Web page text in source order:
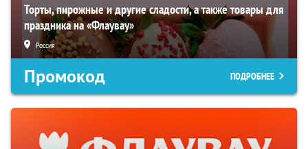
Торты, пирожные и другие сладости, а также товары для
праздника на «Флаувау»
Россия
Промокод ПОДРОБНЕЕ